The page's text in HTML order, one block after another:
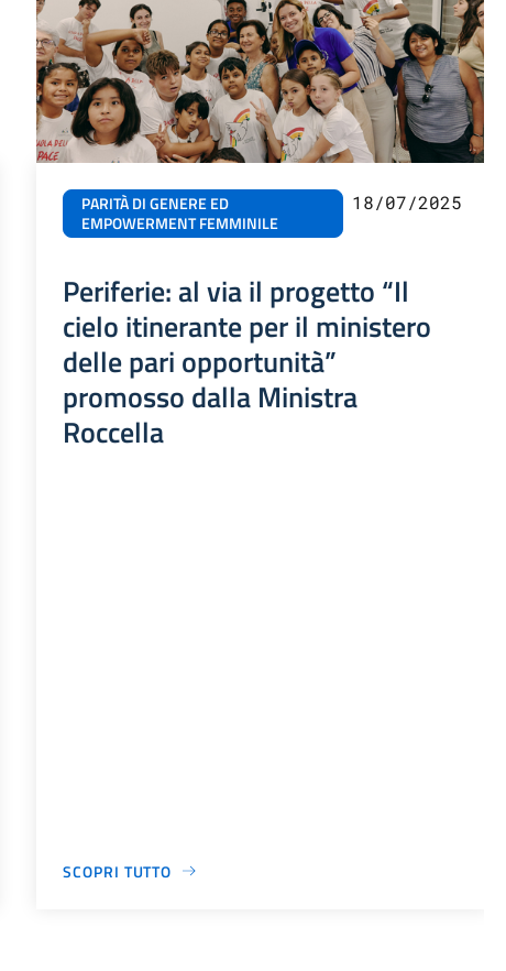
PARITÀ DI GENERE ED
EMPOWERMENT FEMMINILE
18/07/2025
Periferie: al via il progetto “Il
cielo itinerante per il ministero
delle pari opportunità”
promosso dalla Ministra
Roccella
SCOPRI TUTTO